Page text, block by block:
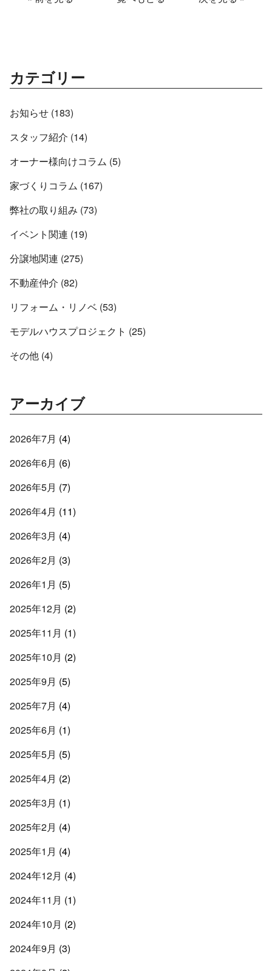
カテゴリー
お知らせ (183)
スタッフ紹介 (14)
オーナー様向けコラム (5)
家づくりコラム (167)
弊社の取り組み (73)
イベント関連 (19)
分譲地関連 (275)
不動産仲介 (82)
リフォーム・リノベ (53)
モデルハウスプロジェクト (25)
その他 (4)
アーカイブ
2026年7月 (4)
2026年6月 (6)
2026年5月 (7)
2026年4月 (11)
2026年3月 (4)
2026年2月 (3)
2026年1月 (5)
2025年12月 (2)
2025年11月 (1)
2025年10月 (2)
2025年9月 (5)
2025年7月 (4)
2025年6月 (1)
2025年5月 (5)
2025年4月 (2)
2025年3月 (1)
2025年2月 (4)
2025年1月 (4)
2024年12月 (4)
2024年11月 (1)
2024年10月 (2)
2024年9月 (3)